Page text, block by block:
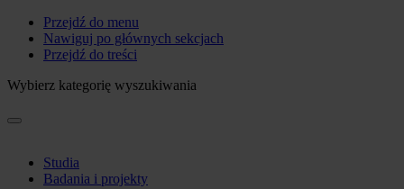
Przejdź do menu
Nawiguj po głównych sekcjach
Przejdź do treści
Wybierz kategorię wyszukiwania
Studia
Badania i projekty